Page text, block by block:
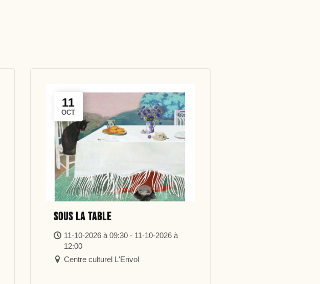
11
OCT
Sous la table
11-10-2026 à 09:30 - 11-10-2026 à
12:00
Centre culturel L'Envol